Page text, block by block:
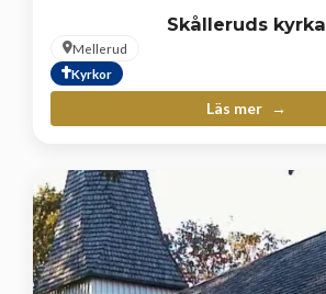
Skålleruds kyrka
Mellerud
Kyrkor
Läs mer